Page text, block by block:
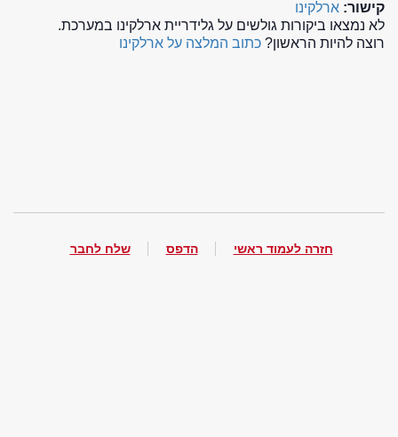
קישור: ארלקינו
לא נמצאו ביקורות גולשים על גלידריית ארלקינו במערכת.
רוצה להיות הראשון? כתוב המלצה על ארלקינו
חזרה לעמוד ראשי הדפס שלח לחבר